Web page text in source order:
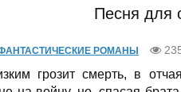
Песня для
РОМАНЫ
грозит смерть, в